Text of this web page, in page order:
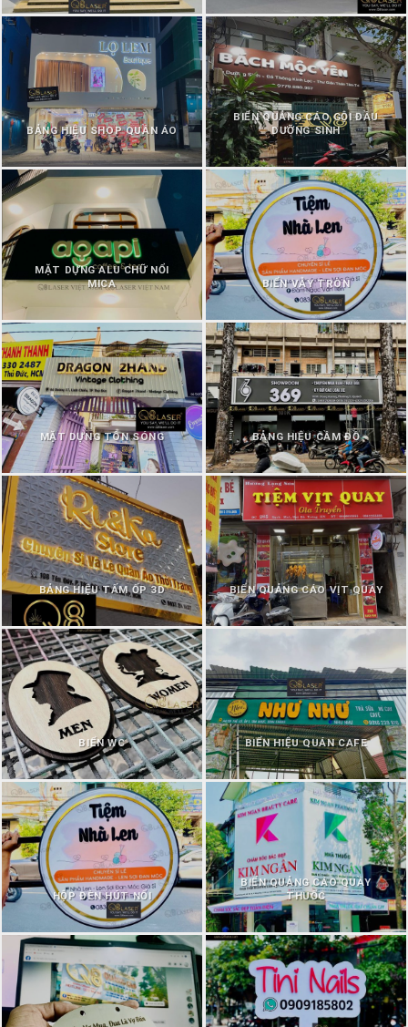
BẢNG HIỆU SHOP QUẦN ÁO
BIỂN QUẢNG CÁO GỘI ĐẦU
DƯỠNG SINH
MẶT DỰNG ALU CHỮ NỔI
MICA
BIỂN VẪY TRÒN
MẶT DỰNG TÔN SÓNG BẢNG HIỆU CẦM ĐỒ
BẢNG HIỆU TẤM ỐP 3D BIỂN QUẢNG CÁO VỊT QUAY
BIỂN WC BIỂN HIỆU QUÁN CAFE
HỘP ĐÈN HÚT NỔI
BIỂN QUẢNG CÁO QUẦY
THUỐC